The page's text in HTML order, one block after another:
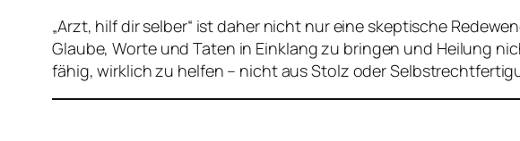
„Arzt, hilf dir selber“ ist daher nicht nur eine skeptische
Glaube, Worte und Taten in Einklang zu bringen und Heilung
fähig, wirklich zu helfen – nicht aus Stolz oder